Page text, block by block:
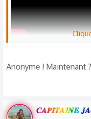
Anonyme ! Maintenant
𝑪𝑨𝑷𝑰𝑻𝑨𝑰𝑵𝑬